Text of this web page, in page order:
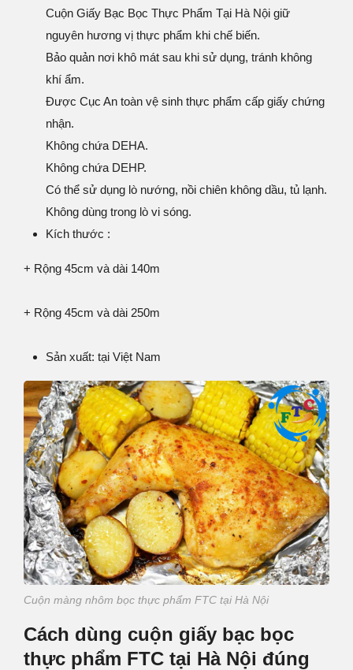
Cuộn Giấy Bạc Bọc Thực Phẩm Tại Hà Nội giữ
nguyên hương vị thực phẩm khi chế biến.
Bảo quản nơi khô mát sau khi sử dụng, tránh không
khí ẩm.
Được Cục An toàn vệ sinh thực phẩm cấp giấy chứng
nhận.
Không chứa DEHA.
Không chứa DEHP.
Có thể sử dụng lò nướng, nồi chiên không dầu, tủ lạnh.
Không dùng trong lò vi sóng.
Kích thước :
+ Rộng 45cm và dài 140m
+ Rộng 45cm và dài 250m
Sản xuất: tại Việt Nam
Cuộn màng nhôm bọc thực phẩm FTC tại Hà Nội
Cách dùng cuộn giấy bạc bọc
thực phẩm FTC tại Hà Nội đúng